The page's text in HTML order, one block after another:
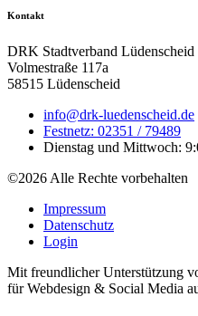
Kontakt
DRK Stadtverband
Volmestraße 117a
58515 Lüdenscheid
info@drk-luedenscheid.de
Festnetz: 02351 / 79489
Dienstag und Mittwoch:
©2026 Alle Rechte vorbehalten
Impressum
Datenschutz
Login
Mit freundlicher Unterstützung
für Webdesign & Social Media